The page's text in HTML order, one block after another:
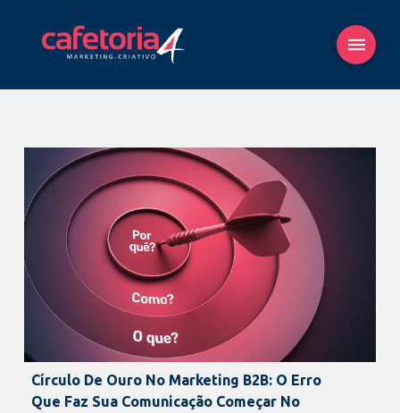
Círculo De Ouro No Marketing B2B: O Erro
Que Faz Sua Comunicação Começar No